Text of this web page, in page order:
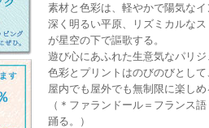
素材と色彩は、軽やかで陽気な
深く明るい平原、リズミカルな
が星空の下で謳歌する。
遊び心にあふれた生意気なパリ
色彩とプリントはのびのびとし
屋内でも屋外でも無制限に楽し
（＊ファランドール＝フランス
踊る。）